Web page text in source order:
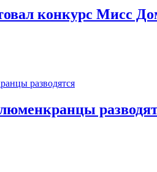
конкурс Мисс